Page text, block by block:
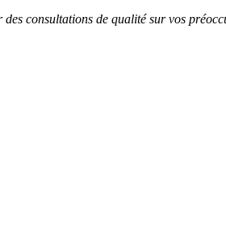
consultations de qualité sur vos